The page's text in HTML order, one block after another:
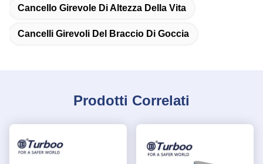
Cancello Girevole Di Altezza Della Vita
Cancelli Girevoli Del Braccio Di Goccia
Prodotti Correlati